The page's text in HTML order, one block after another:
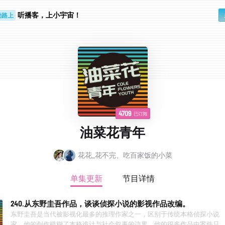
上 听播客，上小宇宙！
4709 已订阅
油菜花青年
花花_花不完、吃百家饭的小菜
单集更新 节目详情
240.从东野圭吾作品，谈谈侦探小说的影视作品改编。
东野圭吾是当代被影视化最多的推理作家之一，区别于传统本格侦探小说